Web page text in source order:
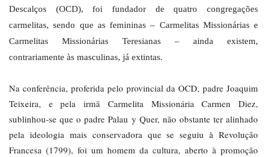
Descalços (OCD), foi fundador de quatro congregações
carmelitas, sendo que as femininas – Carmelitas Missionárias e
Carmelitas Missionárias Teresianas – ainda existem,
contrariamente às masculinas, já extintas.
Na conferência, proferida pelo provincial da OCD, padre Joaquim
Teixeira, e pela irmã Carmelita Missionária Carmen Diez,
sublinhou-se que o padre Palau y Quer, não obstante ter alinhado
pela ideologia mais conservadora que se seguiu à Revolução
Francesa (1799), foi um homem da cultura, aberto à promoção